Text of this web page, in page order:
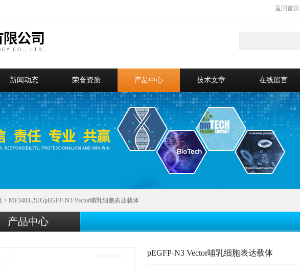
返回首页
新闻动态 荣誉资质 产品中心 技术文章 在线留言
> MF3403-2UGpEGFP-N3 Vector哺乳细胞表达载体
产品中心
pEGFP-N3 Vector哺乳细胞表达载体